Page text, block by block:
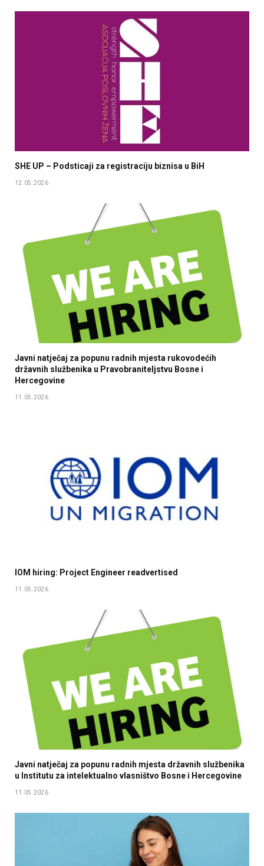
SHE UP – Podsticaji za registraciju biznisa u BiH
12.05.2026
Javni natječaj za popunu radnih mjesta rukovodećih
državnih službenika u Pravobraniteljstvu Bosne i
Hercegovine
11.05.2026
IOM hiring: Project Engineer readvertised
11.05.2026
Javni natječaj za popunu radnih mjesta državnih službenika
u Institutu za intelektualno vlasništvo Bosne i Hercegovine
11.05.2026